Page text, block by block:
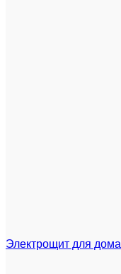
Электрощит для дома